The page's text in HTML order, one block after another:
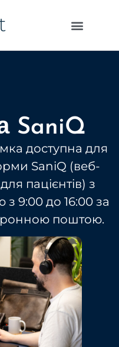
SaniQ
доступна для
SaniQ (веб-
пацієнтів) з
9:00 до 16:00 за
поштою.